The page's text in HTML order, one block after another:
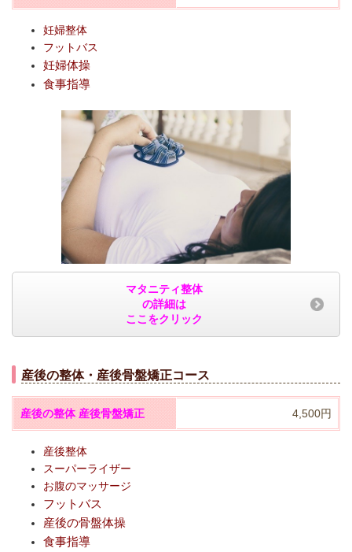
妊婦整体
フットバス
妊婦体操
食事指導
マタニティ整体
の詳細は
ここをクリック
産後の整体・産後骨盤矯正コース
産後の整体 産後骨盤矯正 4,500円
産後整体
スーパーライザー
お腹のマッサージ
フットバス
産後の骨盤体操
食事指導